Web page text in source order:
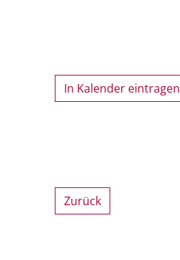
In Kalender eintragen
Zurück